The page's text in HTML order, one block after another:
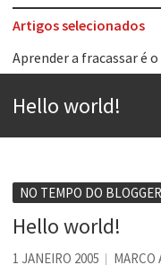
Artigos selecionados
Aprender a fracassar é
Voto obrigatório é
Se queres salvar o
Tem que filmar isso daí
Hello world!
NO TEMPO DO BLOGGER
Hello world!
1 JANEIRO 2005 MARCO